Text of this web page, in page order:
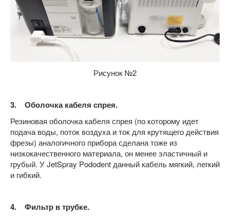
Рисунок №2
3. Оболочка кабеля спрея.
Резиновая оболочка кабеля спрея (по которому идет
подача воды, поток воздуха и ток для крутящего действия
фрезы) аналогичного прибора сделана тоже из
низкокачественного материала, он менее эластичный и
грубый. У JetSpray Pododent данный кабель мягкий, легкий
и гибкий.
4. Фильтр в трубке.